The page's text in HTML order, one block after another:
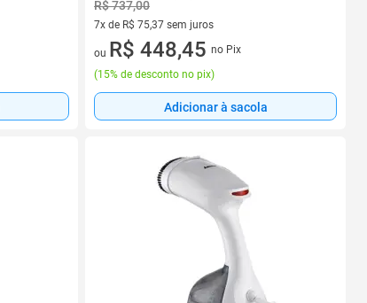
R$ 737,00
7x de R$ 75,37 sem juros
7 vez de R$ 75,37 sem juros
ou R$ 448,45 no Pix
(15% de desconto no pix)
Adicionar à sacola